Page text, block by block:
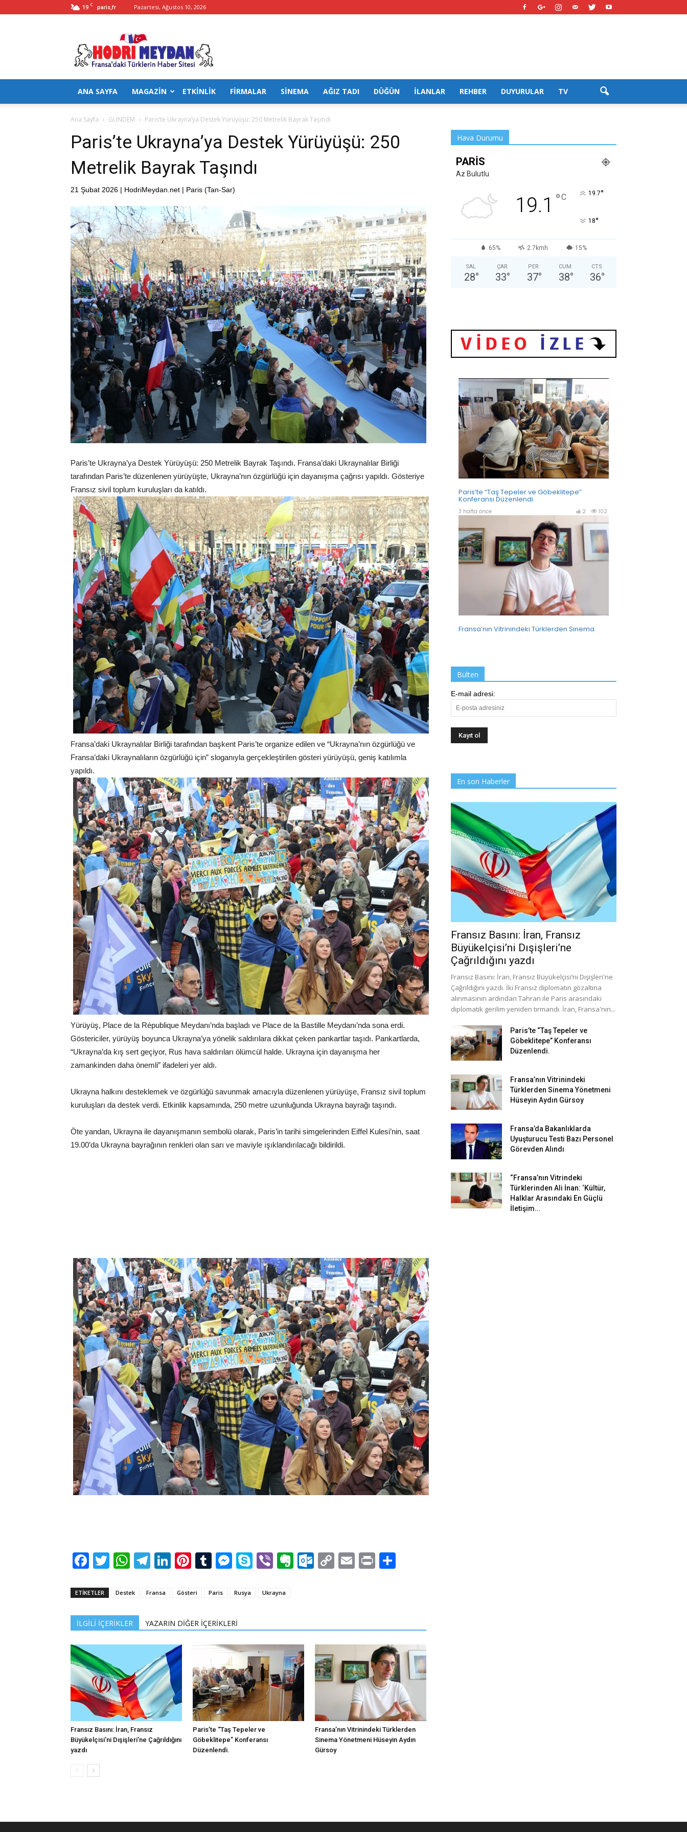
19 C paris,fr Pazartesi, Ağustos 10, 2026
Hodrimeydan
ANA SAYFA MAGAZİN ETKİNLİK FİRMALAR SİNEMA AĞIZ TADI DÜĞÜN İLANLAR REHBER DUYURULAR TV
Ana Sayfa GÜNDEM Paris’te Ukrayna’ya Destek Yürüyüşü: 250 Metrelik Bayrak Taşındı
Paris’te Ukrayna’ya Destek Yürüyüşü: 250
Metrelik Bayrak Taşındı
21 Şubat 2026 | HodriMeydan.net | Paris (Tan-Sar)
Paris’te Ukrayna’ya Destek Yürüyüşü: 250 Metrelik Bayrak Taşındı. Fransa’daki Ukraynalılar Birliği
tarafından Paris’te düzenlenen yürüyüşte, Ukrayna’nın özgürlüğü için dayanışma çağrısı yapıldı. Gösteriye
Fransız sivil toplum kuruluşları da katıldı.
Fransa’daki Ukraynalılar Birliği tarafından başkent Paris’te organize edilen ve “Ukrayna’nın özgürlüğü ve
Fransa’daki Ukraynalıların özgürlüğü için” sloganıyla gerçekleştirilen gösteri yürüyüşü, geniş katılımla
yapıldı.
Yürüyüş, Place de la République Meydanı’nda başladı ve Place de la Bastille Meydanı’nda sona erdi.
Göstericiler, yürüyüş boyunca Ukrayna’ya yönelik saldırılara dikkat çeken pankartlar taşıdı. Pankartlarda,
“Ukrayna’da kış sert geçiyor, Rus hava saldırıları ölümcül halde. Ukrayna için dayanışma her
zamankinden daha önemli” ifadeleri yer aldı.
Ukrayna halkını desteklemek ve özgürlüğü savunmak amacıyla düzenlenen yürüyüşe, Fransız sivil toplum
kuruluşları da destek verdi. Etkinlik kapsamında, 250 metre uzunluğunda Ukrayna bayrağı taşındı.
Öte yandan, Ukrayna ile dayanışmanın sembolü olarak, Paris’in tarihi simgelerinden Eiffel Kulesi’nin, saat
19.00’da Ukrayna bayrağının renkleri olan sarı ve maviyle ışıklandırılacağı bildirildi.
Facebook
TwitterWhatsApp
Telegram
LinkedIn
Pinterest
Tumblr
Messenger
SkypeViberEvernote
Outlook.com
CopyEmailPrint
ETİKETLER Destek Fransa Gösteri Paris Rusya Ukrayna
İLGİLİ İÇERİKLER YAZARIN DİĞER İÇERİKLERİ
Fransız Basını: İran, Fransız
Büyükelçisi’ni Dışişleri’ne Çağrıldığını
yazdı
Paris’te “Taş Tepeler ve
Göbeklitepe” Konferansı
Düzenlendi.
Fransa’nın Vitrinindeki Türklerden
Sinema Yönetmeni Hüseyin Aydın
Gürsoy
Hava Durumu
PARIS
Az Bulutlu
19.1 °C 19.7°
18°
65% 2.7kmh 15%
SAL
28°
ÇAR
33°
PER
37°
CUM
38°
CTS
36°
Bülten
E-mail adresi:
En son Haberler
Fransız Basını: İran, Fransız
Büyükelçisi’ni Dışişleri’ne
Çağrıldığını yazdı
Fransız Basını: İran, Fransız Büyükelçisi’ni Dışişleri'ne
Çağrıldığını yazdı. İki Fransız diplomatın gözaltına
alınmasının ardından Tahran ile Paris arasındaki
diplomatik gerilim yeniden tırmandı. İran, Fransa'nın...
Paris’te “Taş Tepeler ve
Göbeklitepe” Konferansı
Düzenlendi.
Fransa’nın Vitrinindeki
Türklerden Sinema Yönetmeni
Hüseyin Aydın Gürsoy
Fransa’da Bakanlıklarda
Uyuşturucu Testi Bazı Personel
Görevden Alındı
“Fransa’nın Vitrindeki
Türklerinden Ali İnan: ‘Kültür,
Halklar Arasındaki En Güçlü
İletişim...